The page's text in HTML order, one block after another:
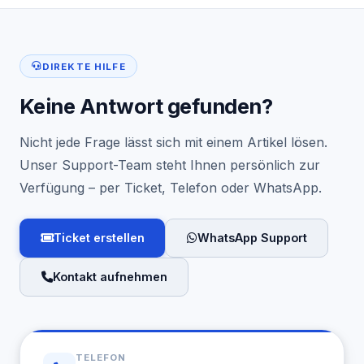
DIREKTE HILFE
Keine Antwort gefunden?
Nicht jede Frage lässt sich mit einem Artikel lösen.
Unser Support-Team steht Ihnen persönlich zur
Verfügung – per Ticket, Telefon oder WhatsApp.
Ticket erstellen WhatsApp Support
Kontakt aufnehmen
TELEFON